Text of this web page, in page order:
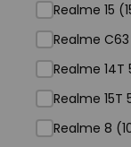
Realme 15
Realme
Realme 14T
Realme 15T
Realme 8